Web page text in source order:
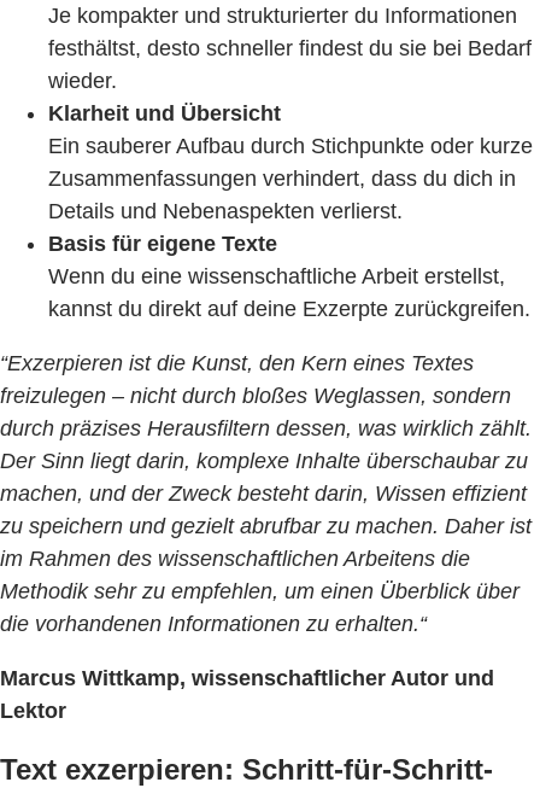
Je kompakter und strukturierter du Informationen
festhältst, desto schneller findest du sie bei Bedarf
wieder.
Klarheit und Übersicht
Ein sauberer Aufbau durch Stichpunkte oder kurze
Zusammenfassungen verhindert, dass du dich in
Details und Nebenaspekten verlierst.
Basis für eigene Texte
Wenn du eine wissenschaftliche Arbeit erstellst,
kannst du direkt auf deine Exzerpte zurückgreifen.
“Exzerpieren ist die Kunst, den Kern eines Textes
freizulegen – nicht durch bloßes Weglassen, sondern
durch präzises Herausfiltern dessen, was wirklich zählt.
Der Sinn liegt darin, komplexe Inhalte überschaubar zu
machen, und der Zweck besteht darin, Wissen effizient
zu speichern und gezielt abrufbar zu machen. Daher ist
im Rahmen des wissenschaftlichen Arbeitens die
Methodik sehr zu empfehlen, um einen Überblick über
die vorhandenen Informationen zu erhalten.“
Marcus Wittkamp, wissenschaftlicher Autor und
Lektor
Text exzerpieren: Schritt-für-Schritt-